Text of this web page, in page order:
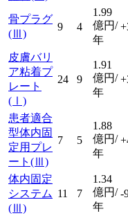
骨プラグ
(Ⅲ)
9 4
1.99
億円/
年
皮膚バリ
ア粘着プ
レート
(Ⅰ)
24 9
1.91
億円/
年
患者適合
型体内固
定用プレ
ート (Ⅲ)
7 5
1.88
億円/
年
体内固定
システム
(Ⅲ)
11 7
1.34
億円/
年
-